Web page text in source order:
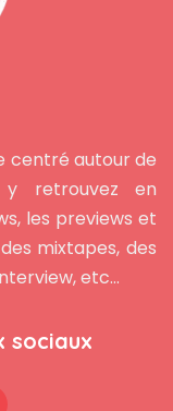
centré autour de
y retrouvez en
les previews et
mixtapes, des
etc...
sociaux